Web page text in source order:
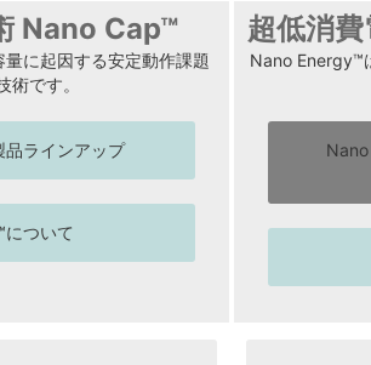
Nano Cap™
に起因する安定動作課題
術です。
ラインアップ
ついて
超低消
Nano Energy™